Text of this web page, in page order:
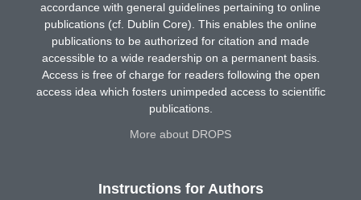
accordance with general guidelines pertaining to online
publications (cf. Dublin Core). This enables the online
publications to be authorized for citation and made
accessible to a wide readership on a permanent basis.
Access is free of charge for readers following the open
access idea which fosters unimpeded access to scientific
publications.
More about DROPS
Instructions for Authors